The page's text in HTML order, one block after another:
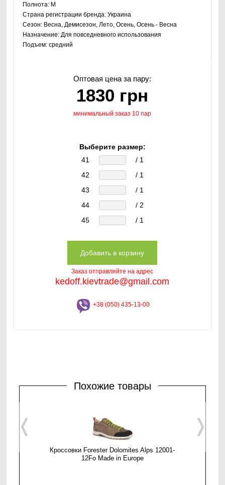
Полнота: M
Страна регистрации бренда:Украина
Сезон: Весна, Демисезон, Лето, Осень, Осень - Весна
Назначение:Для повседневного использования
Подъем:средний
Оптовая цена за пару:
1830 грн
минимальный заказ 10 пар
Выберите размер:
41
/ 1
42
/ 1
43
/ 1
44
/ 2
45
/ 1
Заказ отправляйте на адрес
kedoff.kievtrade@gmail.com
+38 (050) 435-13-00
Похожие товары
Кроссовки Forester Dolomites Alps 12001-
12Fo Made in Europe
❬ ❭